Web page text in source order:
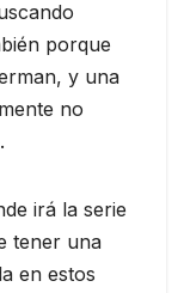
porque
y una
no
irá la serie
tener una
en estos